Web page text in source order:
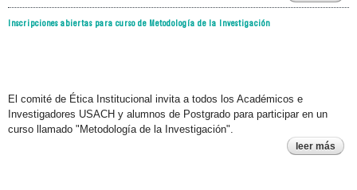
Inscripciones abiertas para curso de Metodología de la Investigación
El comité de Ética Institucional invita a todos los Académicos e
Investigadores USACH y alumnos de Postgrado para participar en un
curso llamado "Metodología de la Investigación".
leer más